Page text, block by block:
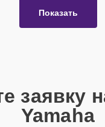
Показать
заявку
Yamaha